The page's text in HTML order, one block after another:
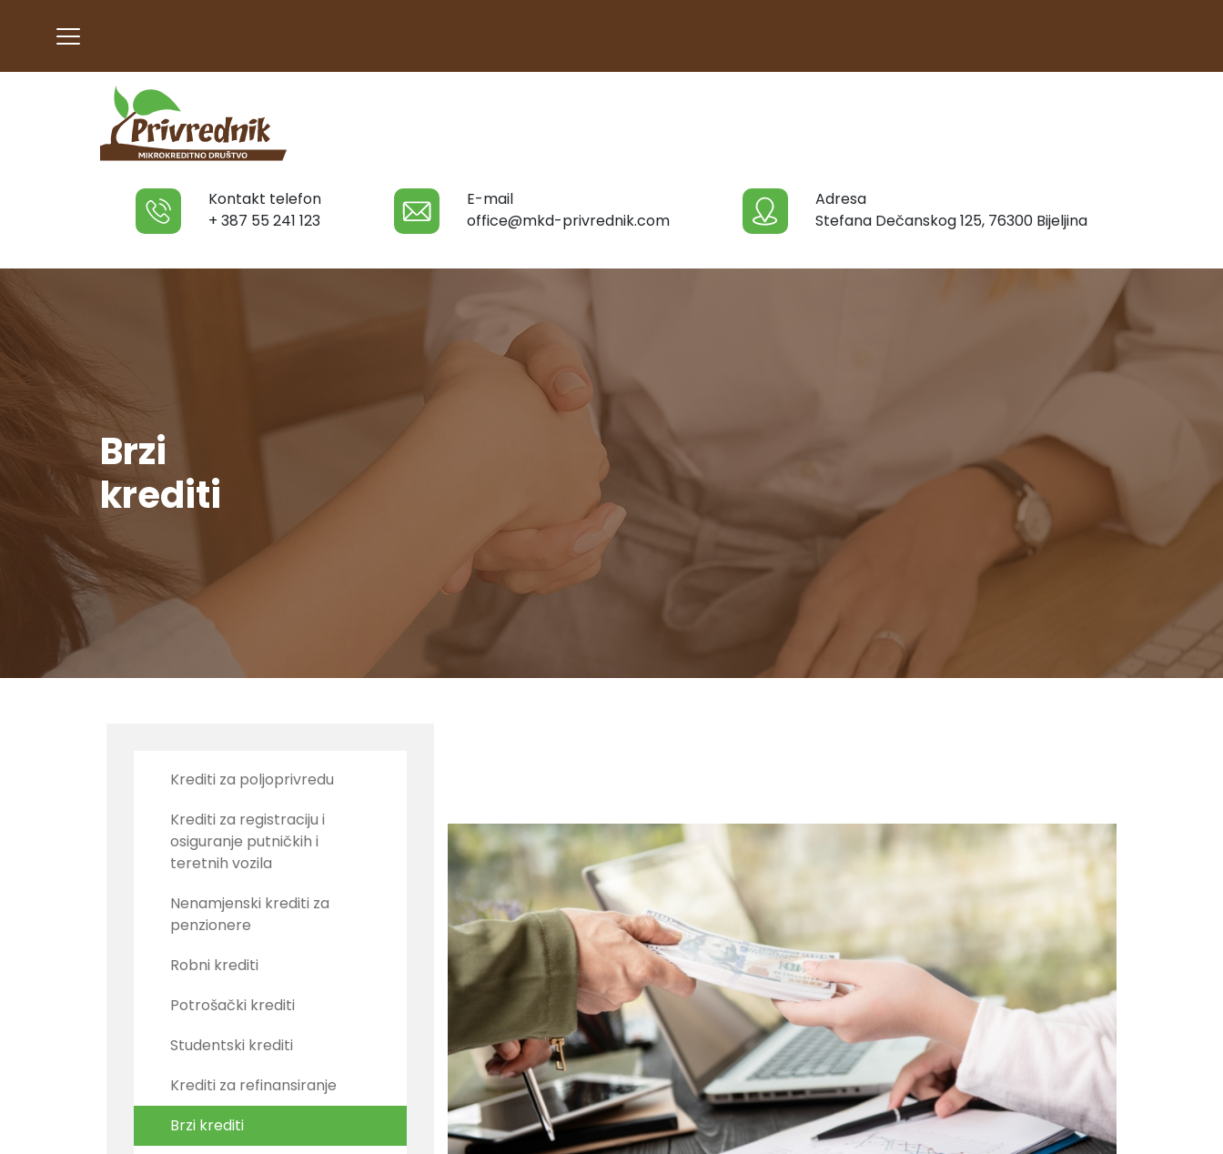
Kontakt telefon
+ 387 55 241 123
E-mail
office@mkd-privrednik.com
Adresa
Stefana Dečanskog 125, 76300 Bijeljina
Brzi
krediti
Krediti za poljoprivredu
Krediti za registraciju i
osiguranje putničkih i
teretnih vozila
Nenamjenski krediti za
penzionere
Robni krediti
Potrošački krediti
Studentski krediti
Krediti za refinansiranje
Brzi krediti